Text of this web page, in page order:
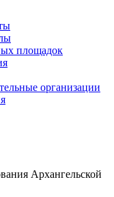
площадок
организации
Архангельской